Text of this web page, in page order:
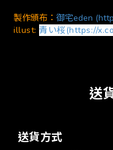
製作頒布： 御宅eden
illust: 青い桜(https://
送
送貨方式